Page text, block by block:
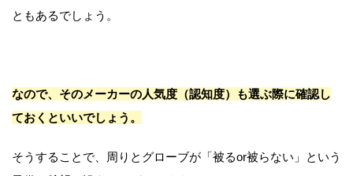
ともあるでしょう。
なので、そのメーカーの人気度（認知度）も選ぶ際に確認し
ておくといいでしょう。
そうすることで、周りとグローブが「被るor被らない」という